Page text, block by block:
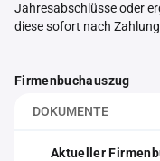
Jahresabschlüsse oder
diese sofort nach
Firmenbuchauszug
DOKUMENTE
Aktueller